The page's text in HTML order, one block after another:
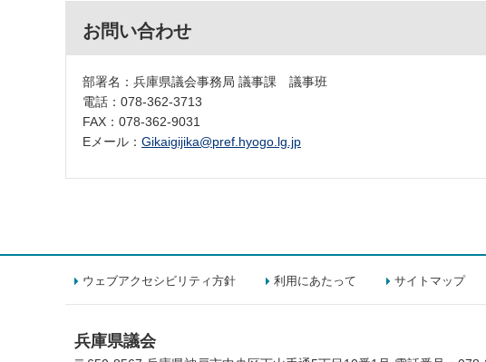
お問い合わせ
部署名：兵庫県議会事務局 議事課 議事班
電話：078-362-3713
FAX：078-362-9031
Eメール： Gikaigijika@pref.hyogo.lg.jp
ウェブアクセシビリティ方針 利用にあたって サイトマップ
兵庫県議会